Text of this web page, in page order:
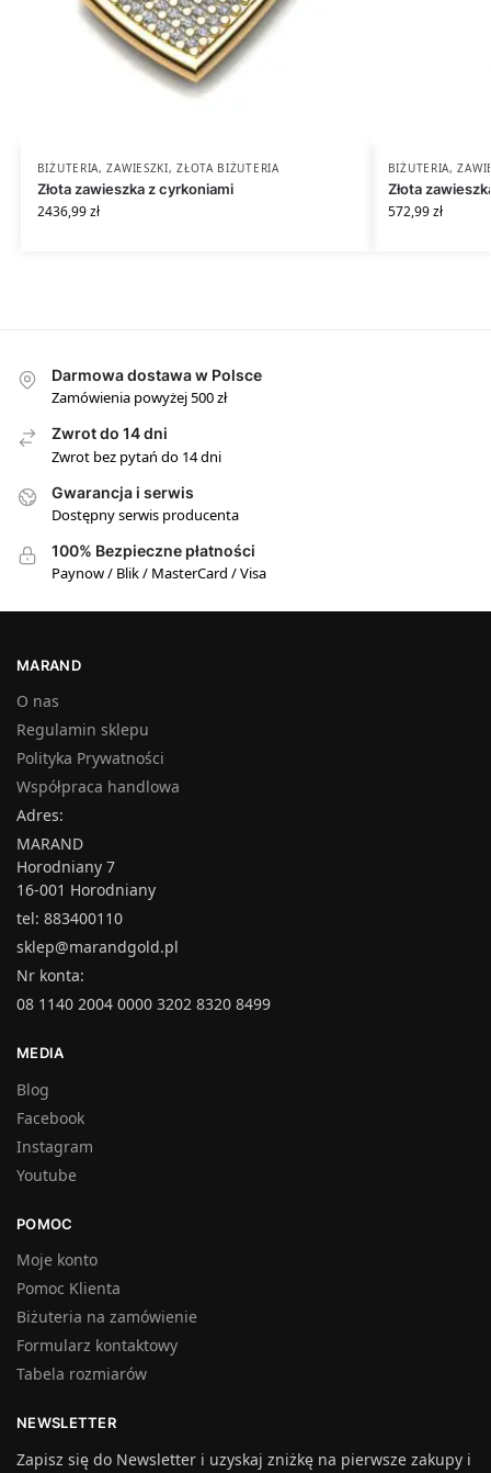
BIŻUTERIA,ZAWIESZKI,ZŁOTA BIŻUTERIA
Złota zawieszka z cyrkoniami
2436,99zł
BIŻUTERIA,
Złota
572,99zł
Darmowa dostawa w Polsce
Zamówienia powyżej 500 zł
Zwrot do 14 dni
Zwrot bez pytań do 14 dni
Gwarancja i serwis
Dostępny serwis producenta
100% Bezpieczne płatności
Paynow / Blik / MasterCard / Visa
MARAND
O nas
Regulamin sklepu
Polityka Prywatności
Współpraca handlowa
Adres:
MARAND
Horodniany 7
16-001 Horodniany
tel: 883400110
sklep@marandgold.pl
Nr konta:
08 1140 2004 0000 3202 8320 8499
MEDIA
Blog
Facebook
Instagram
Youtube
POMOC
Moje konto
Pomoc Klienta
Biżuteria na zamówienie
Formularz kontaktowy
Tabela rozmiarów
NEWSLETTER
Zapisz się do Newsletter i uzyskaj zniżkę na pierwsze zakupy i